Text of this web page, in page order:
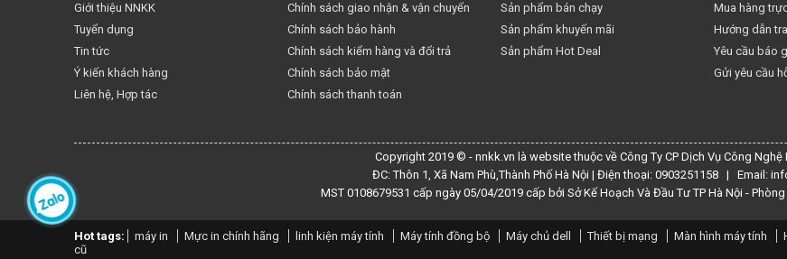
Giới thiệu NNKK
Tuyển dụng
Tin tức
Ý kiến khách hàng
Liên hệ, Hợp tác
Chính sách giao nhận & vận chuyển
Chính sách bảo hành
Chính sách kiểm hàng và đổi trả
Chính sách bảo mật
Chính sách thanh toán
Sản phẩm bán chạy
Sản phẩm khuyến mãi
Sản phẩm Hot Deal
Mua hàng
Hướng dẫn
Yêu cầu báo
Gửi yêu cầu
Copyright 2019 © - nnkk.vn là website thuộc về Công Ty CP Dịch Vụ Công Nghệ
ĐC: Thôn 1, Xã Nam Phù,Thành Phố Hà Nội | Điện thoại: 0903251158 | Email:
MST 0108679531 cấp ngày 05/04/2019 cấp bởi Sở Kế Hoạch Và Đầu Tư TP Hà Nội -
Hot tags: máy in Mực in chính hãng linh kiện máy tính Máy tính đồng bộ Máy chủ dell Thiết bị mạng Màn hình máy tính
cũ